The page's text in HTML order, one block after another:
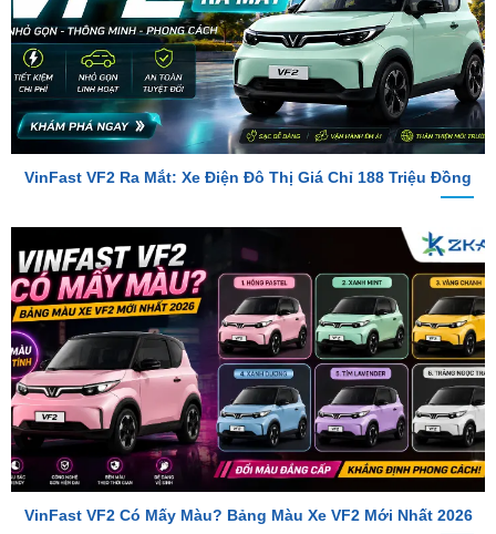
VinFast VF2 Ra Mắt: Xe Điện Đô Thị Giá Chỉ 188 Triệu Đồng
VinFast VF2 Có Mấy Màu? Bảng Màu Xe VF2 Mới Nhất 2026
TỔNG ĐÀI TƯ VẤN